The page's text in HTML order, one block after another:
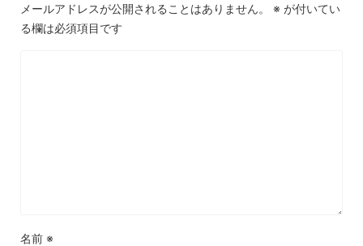
メールアドレスが公開されることはありません。 ※ が付いてい
る欄は必須項目です
名前 ※